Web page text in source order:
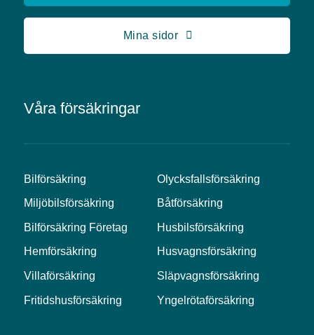
Våra försäkringar
Bilförsäkring
Miljöbilsförsäkring
Bilförsäkring Företag
Hemförsäkring
Villaförsäkring
Fritidshusförsäkring
Olycksfallsförsäkring
Båtförsäkring
Husbilsförsäkring
Husvagnsförsäkring
Släpvagnsförsäkring
Yngelrötaförsäkring
Mina sidor